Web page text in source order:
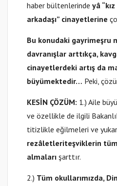
haber bültenlerinde yâ
arkadaşı” cinayetlerine
Bu konudaki gayrimeşru
davranışlar arttıkça,
cinayetlerdeki artış da
büyümektedir… Peki,
KESİN ÇÖZÜM: 1.) Aile
ve özellikle de ilgili
titizlikle eğilmeleri ve
rezâletleriteşviklerin
almalarışarttır.
2.) Tüm okullarımızda,